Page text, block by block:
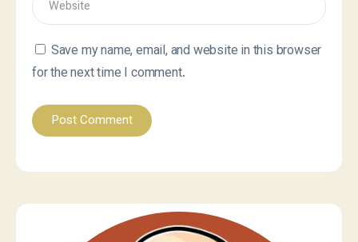
Save my name, email, and website in this browser
for the next time I comment.